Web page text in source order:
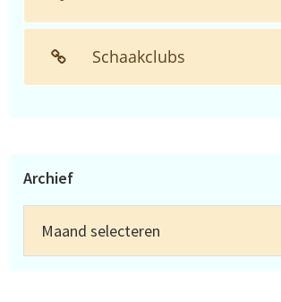
Schaakclubs
Archief